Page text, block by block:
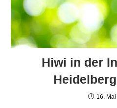
Hiwi in der
16.